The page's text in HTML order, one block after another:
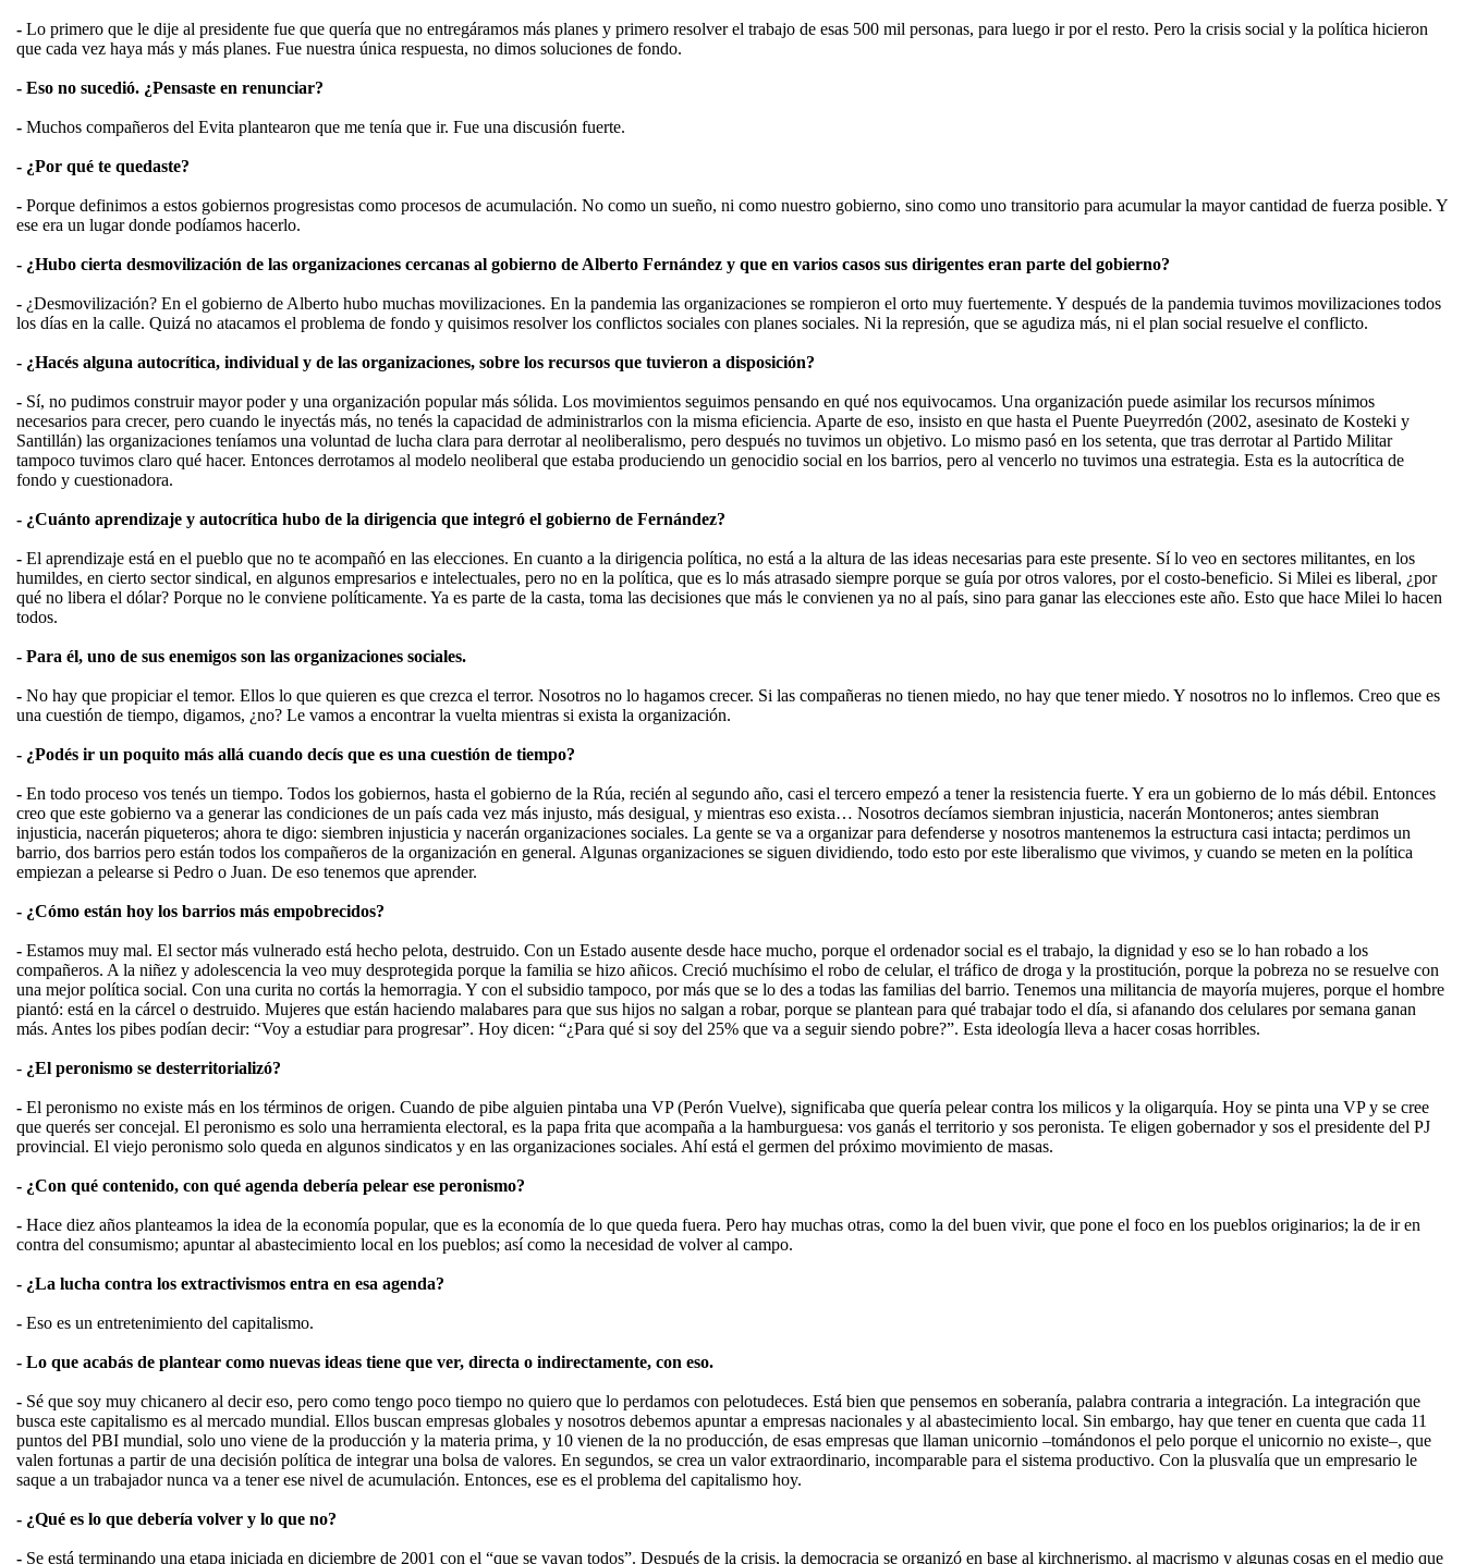
- Lo primero que le dije al presidente fue que quería que no entregáramos más planes y primero resolver el trabajo de esas 500 mil personas, para luego ir por el resto. Pero la crisis social y la política hicieron
que cada vez haya más y más planes. Fue nuestra única respuesta, no dimos soluciones de fondo.
- Eso no sucedió. ¿Pensaste en renunciar?
- Muchos compañeros del Evita plantearon que me tenía que ir. Fue una discusión fuerte.
- ¿Por qué te quedaste?
- Porque definimos a estos gobiernos progresistas como procesos de acumulación. No como un sueño, ni como nuestro gobierno, sino como uno transitorio para acumular la mayor cantidad de fuerza posible. Y
ese era un lugar donde podíamos hacerlo.
- ¿Hubo cierta desmovilización de las organizaciones cercanas al gobierno de Alberto Fernández y que en varios casos sus dirigentes eran parte del gobierno?
- ¿Desmovilización? En el gobierno de Alberto hubo muchas movilizaciones. En la pandemia las organizaciones se rompieron el orto muy fuertemente. Y después de la pandemia tuvimos movilizaciones todos
los días en la calle. Quizá no atacamos el problema de fondo y quisimos resolver los conflictos sociales con planes sociales. Ni la represión, que se agudiza más, ni el plan social resuelve el conflicto.
- ¿Hacés alguna autocrítica, individual y de las organizaciones, sobre los recursos que tuvieron a disposición?
- Sí, no pudimos construir mayor poder y una organización popular más sólida. Los movimientos seguimos pensando en qué nos equivocamos. Una organización puede asimilar los recursos mínimos
necesarios para crecer, pero cuando le inyectás más, no tenés la capacidad de administrarlos con la misma eficiencia. Aparte de eso, insisto en que hasta el Puente Pueyrredón (2002, asesinato de Kosteki y
Santillán) las organizaciones teníamos una voluntad de lucha clara para derrotar al neoliberalismo, pero después no tuvimos un objetivo. Lo mismo pasó en los setenta, que tras derrotar al Partido Militar
tampoco tuvimos claro qué hacer. Entonces derrotamos al modelo neoliberal que estaba produciendo un genocidio social en los barrios, pero al vencerlo no tuvimos una estrategia. Esta es la autocrítica de
fondo y cuestionadora.
- ¿Cuánto aprendizaje y autocrítica hubo de la dirigencia que integró el gobierno de Fernández?
- El aprendizaje está en el pueblo que no te acompañó en las elecciones. En cuanto a la dirigencia política, no está a la altura de las ideas necesarias para este presente. Sí lo veo en sectores militantes, en los
humildes, en cierto sector sindical, en algunos empresarios e intelectuales, pero no en la política, que es lo más atrasado siempre porque se guía por otros valores, por el costo-beneficio. Si Milei es liberal, ¿por
qué no libera el dólar? Porque no le conviene políticamente. Ya es parte de la casta, toma las decisiones que más le convienen ya no al país, sino para ganar las elecciones este año. Esto que hace Milei lo hacen
todos.
- Para él, uno de sus enemigos son las organizaciones sociales.
- No hay que propiciar el temor. Ellos lo que quieren es que crezca el terror. Nosotros no lo hagamos crecer. Si las compañeras no tienen miedo, no hay que tener miedo. Y nosotros no lo inflemos. Creo que es
una cuestión de tiempo, digamos, ¿no? Le vamos a encontrar la vuelta mientras si exista la organización.
- ¿Podés ir un poquito más allá cuando decís que es una cuestión de tiempo?
- En todo proceso vos tenés un tiempo. Todos los gobiernos, hasta el gobierno de la Rúa, recién al segundo año, casi el tercero empezó a tener la resistencia fuerte. Y era un gobierno de lo más débil. Entonces
creo que este gobierno va a generar las condiciones de un país cada vez más injusto, más desigual, y mientras eso exista… Nosotros decíamos siembran injusticia, nacerán Montoneros; antes siembran
injusticia, nacerán piqueteros; ahora te digo: siembren injusticia y nacerán organizaciones sociales. La gente se va a organizar para defenderse y nosotros mantenemos la estructura casi intacta; perdimos un
barrio, dos barrios pero están todos los compañeros de la organización en general. Algunas organizaciones se siguen dividiendo, todo esto por este liberalismo que vivimos, y cuando se meten en la política
empiezan a pelearse si Pedro o Juan. De eso tenemos que aprender.
- ¿Cómo están hoy los barrios más empobrecidos?
- Estamos muy mal. El sector más vulnerado está hecho pelota, destruido. Con un Estado ausente desde hace mucho, porque el ordenador social es el trabajo, la dignidad y eso se lo han robado a los
compañeros. A la niñez y adolescencia la veo muy desprotegida porque la familia se hizo añicos. Creció muchísimo el robo de celular, el tráfico de droga y la prostitución, porque la pobreza no se resuelve con
una mejor política social. Con una curita no cortás la hemorragia. Y con el subsidio tampoco, por más que se lo des a todas las familias del barrio. Tenemos una militancia de mayoría mujeres, porque el hombre
piantó: está en la cárcel o destruido. Mujeres que están haciendo malabares para que sus hijos no salgan a robar, porque se plantean para qué trabajar todo el día, si afanando dos celulares por semana ganan
más. Antes los pibes podían decir: “Voy a estudiar para progresar”. Hoy dicen: “¿Para qué si soy del 25% que va a seguir siendo pobre?”. Esta ideología lleva a hacer cosas horribles.
- ¿El peronismo se desterritorializó?
- El peronismo no existe más en los términos de origen. Cuando de pibe alguien pintaba una VP (Perón Vuelve), significaba que quería pelear contra los milicos y la oligarquía. Hoy se pinta una VP y se cree
que querés ser concejal. El peronismo es solo una herramienta electoral, es la papa frita que acompaña a la hamburguesa: vos ganás el territorio y sos peronista. Te eligen gobernador y sos el presidente del PJ
provincial. El viejo peronismo solo queda en algunos sindicatos y en las organizaciones sociales. Ahí está el germen del próximo movimiento de masas.
- ¿Con qué contenido, con qué agenda debería pelear ese peronismo?
- Hace diez años planteamos la idea de la economía popular, que es la economía de lo que queda fuera. Pero hay muchas otras, como la del buen vivir, que pone el foco en los pueblos originarios; la de ir en
contra del consumismo; apuntar al abastecimiento local en los pueblos; así como la necesidad de volver al campo.
- ¿La lucha contra los extractivismos entra en esa agenda?
- Eso es un entretenimiento del capitalismo.
- Lo que acabás de plantear como nuevas ideas tiene que ver, directa o indirectamente, con eso.
- Sé que soy muy chicanero al decir eso, pero como tengo poco tiempo no quiero que lo perdamos con pelotudeces. Está bien que pensemos en soberanía, palabra contraria a integración. La integración que
busca este capitalismo es al mercado mundial. Ellos buscan empresas globales y nosotros debemos apuntar a empresas nacionales y al abastecimiento local. Sin embargo, hay que tener en cuenta que cada 11
puntos del PBI mundial, solo uno viene de la producción y la materia prima, y 10 vienen de la no producción, de esas empresas que llaman unicornio –tomándonos el pelo porque el unicornio no existe–, que
valen fortunas a partir de una decisión política de integrar una bolsa de valores. En segundos, se crea un valor extraordinario, incomparable para el sistema productivo. Con la plusvalía que un empresario le
saque a un trabajador nunca va a tener ese nivel de acumulación. Entonces, ese es el problema del capitalismo hoy.
- ¿Qué es lo que debería volver y lo que no?
- Se está terminando una etapa iniciada en diciembre de 2001 con el “que se vayan todos”. Después de la crisis, la democracia se organizó en base al kirchnerismo, al macrismo y algunas cosas en el medio que